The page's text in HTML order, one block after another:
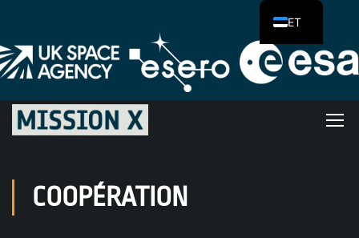
COOPÉRATION
ET